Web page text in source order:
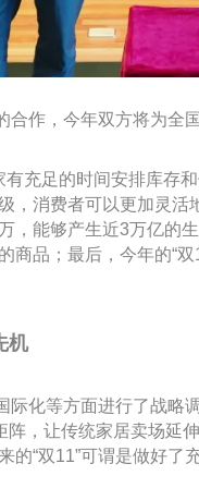
作，今年双方将为全
充足的时间安排库存
，消费者可以更加灵活
，能够产生近3万亿的
品；最后，今年的“双
机
化等方面进行了战略
，让传统家居卖场延
“双11”可谓是做好了